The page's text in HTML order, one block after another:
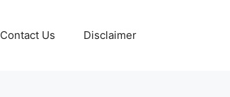
Contact Us Disclaimer